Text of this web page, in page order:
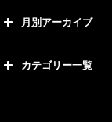
月別アーカイブ
カテゴリー一覧